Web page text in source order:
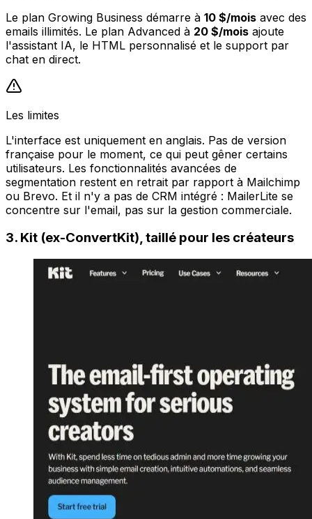
Le plan Growing Business démarre à 10 $/mois avec des
emails illimités. Le plan Advanced à 20 $/mois ajoute
l'assistant IA, le HTML personnalisé et le support par
chat en direct.
Les limites
L'interface est uniquement en anglais. Pas de version
française pour le moment, ce qui peut gêner certains
utilisateurs. Les fonctionnalités avancées de
segmentation restent en retrait par rapport à Mailchimp
ou Brevo. Et il n'y a pas de CRM intégré : MailerLite se
concentre sur l'email, pas sur la gestion commerciale.
3. Kit (ex-ConvertKit), taillé pour les créateurs